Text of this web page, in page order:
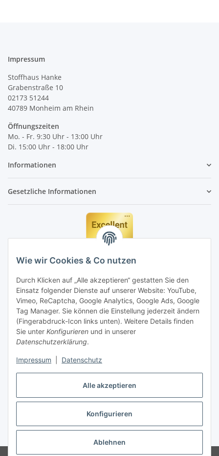
Alle akzeptieren
Konfigurieren
Ablehnen
Wie wir Cookies & Co nutzen
Durch Klicken auf „Alle akzeptieren“ gestatten Sie den
Einsatz folgender Dienste auf unserer Website: YouTube,
Vimeo, ReCaptcha, Google Analytics, Google Ads, Google
Tag Manager. Sie können die Einstellung jederzeit ändern
(Fingerabdruck-Icon links unten). Weitere Details finden
Sie unter Konfigurieren und in unserer
Datenschutzerklärung.
Impressum Datenschutz
Impressum
Stoffhaus Hanke
Grabenstraße 10
02173 51244
40789 Monheim am Rhein
Öffnungszeiten
Mo. - Fr. 9:30 Uhr - 13:00 Uhr
Di. 15:00 Uhr - 18:00 Uhr
Informationen
Gesetzliche Informationen
* Alle Preise inkl. gesetzlicher MwSt., zzgl.